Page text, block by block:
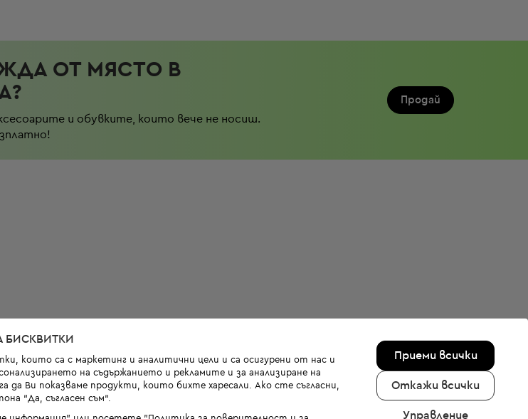
ОТ МЯСТО В
и обувките, които вече не носиш.
Продай
БИСКВИТКИ
които са с маркетинг и аналитични цели и са осигурени от нас и
на съдържанието и рекламите и за анализиране на
Ви показваме продукти, които бихте харесали. Ако сте съгласни,
“Да, съгласен съм“.
Приеми всички
Откажи всички
Управление